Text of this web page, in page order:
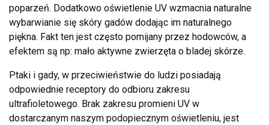
poparzeń. Dodatkowo oświetlenie UV wzmacnia naturalne
wybarwianie się skóry gadów dodając im naturalnego
piękna. Fakt ten jest często pomijany przez hodowców, a
efektem są np: mało aktywne zwierzęta o bladej skórze.
Ptaki i gady, w przeciwieństwie do ludzi posiadają
odpowiednie receptory do odbioru zakresu
ultrafioletowego. Brak zakresu promieni UV w
dostarczanym naszym podopiecznym oświetleniu, jest